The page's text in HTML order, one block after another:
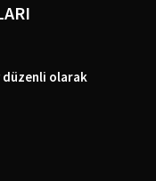
düzenli olarak